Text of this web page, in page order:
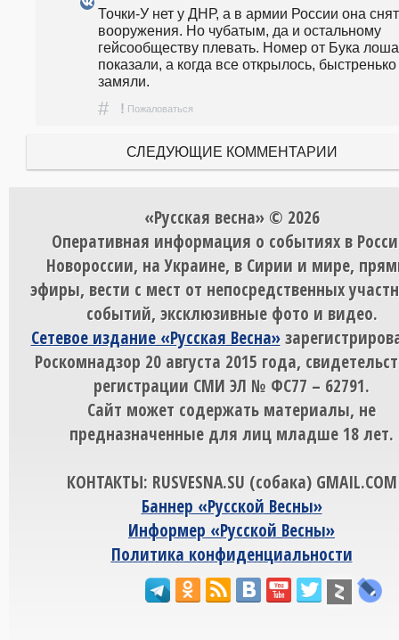
Точки-У нет у ДНР, а в армии России она
вооружения. Но чубатым, да и остальному
гейсообществу плевать. Номер от Бука
показали, а когда все открылось, быстренько
замяли.
# ! Пожаловаться
СЛЕДУЮЩИЕ КОММЕНТАРИИ
«Русская весна» © 2026
Оперативная информация о событиях в
Новороссии, на Украине, в Сирии и мире,
эфиры, вести с мест от непосредственных
событий, эксклюзивные фото и видео.
Сетевое издание «Русская Весна»
Роскомнадзор 20 августа 2015 года,
регистрации СМИ ЭЛ № ФС77 – 62791.
Сайт может содержать материалы, не
предназначенные для лиц младше 18 лет.
КОНТАКТЫ: RUSVESNA.SU (собака) GMAIL.COM
Баннер «Русской Весны»
Информер «Русской Весны»
Политика конфиденциальности